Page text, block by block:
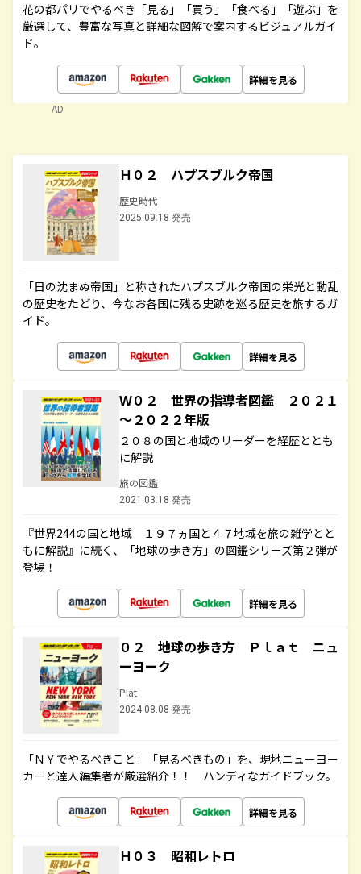
花の都パリでやるべき「見る」「買う」「食べる」「遊ぶ」を
厳選して、豊富な写真と詳細な図解で案内するビジュアルガイ
ド。
詳細を見る
AD
Ｈ０２ ハプスブルク帝国
歴史時代
2025.09.18 発売
「日の沈まぬ帝国」と称されたハプスブルク帝国の栄光と動乱
の歴史をたどり、今なお各国に残る史跡を巡る歴史を旅するガ
イド。
詳細を見る
Ｗ０２ 世界の指導者図鑑 ２０２１
～２０２２年版
２０８の国と地域のリーダーを経歴ととも
に解説
旅の図鑑
2021.03.18 発売
『世界244の国と地域 １９７ヵ国と４７地域を旅の雑学とと
もに解説』に続く、「地球の歩き方」の図鑑シリーズ第２弾が
登場！
詳細を見る
０２ 地球の歩き方 Ｐｌａｔ ニュ
ーヨーク
Plat
2024.08.08 発売
「ＮＹでやるべきこと」「見るべきもの」を、現地ニューヨー
カーと達人編集者が厳選紹介！！ ハンディなガイドブック。
詳細を見る
Ｈ０３ 昭和レトロ